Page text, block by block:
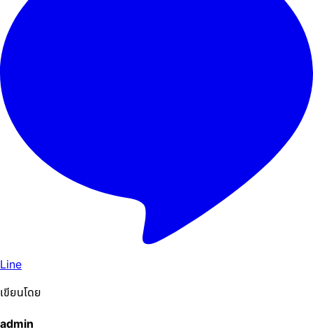
Line
เขียนโดย
admin